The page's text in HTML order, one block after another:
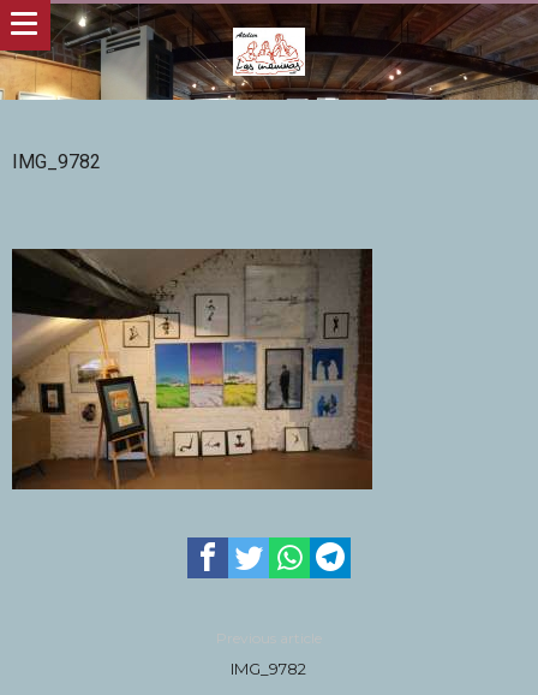
IMG_9782
Previous article
IMG_9782